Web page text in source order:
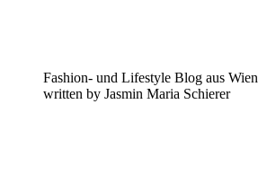
Fashion- und Lifestyle Blog aus Wien
written by Jasmin Maria Schierer